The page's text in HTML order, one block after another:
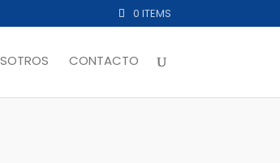
0 ITEMS
CONTACTO